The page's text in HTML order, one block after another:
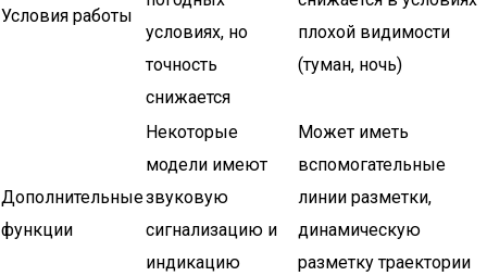
Условия работы
условиях, но
точность
снижается
плохой видимости
(туман, ночь)
Дополнительные
функции
Некоторые
модели имеют
звуковую
сигнализацию и
индикацию
Может иметь
вспомогательные
линии разметки,
динамическую
разметку траектории